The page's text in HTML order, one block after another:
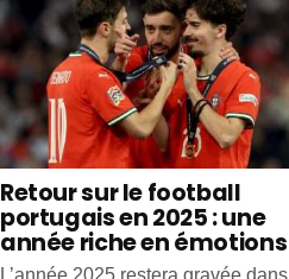
Retour sur le football
portugais en 2025 : une
année riche en émotions
L’année 2025 restera gravée dans